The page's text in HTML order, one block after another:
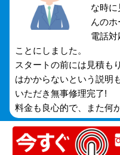
な時に
んのホ
電話
ことにしました。
スタートの前には見積も
はかからないという説明
いただき無事修理完了!
料金も良心的で、また何